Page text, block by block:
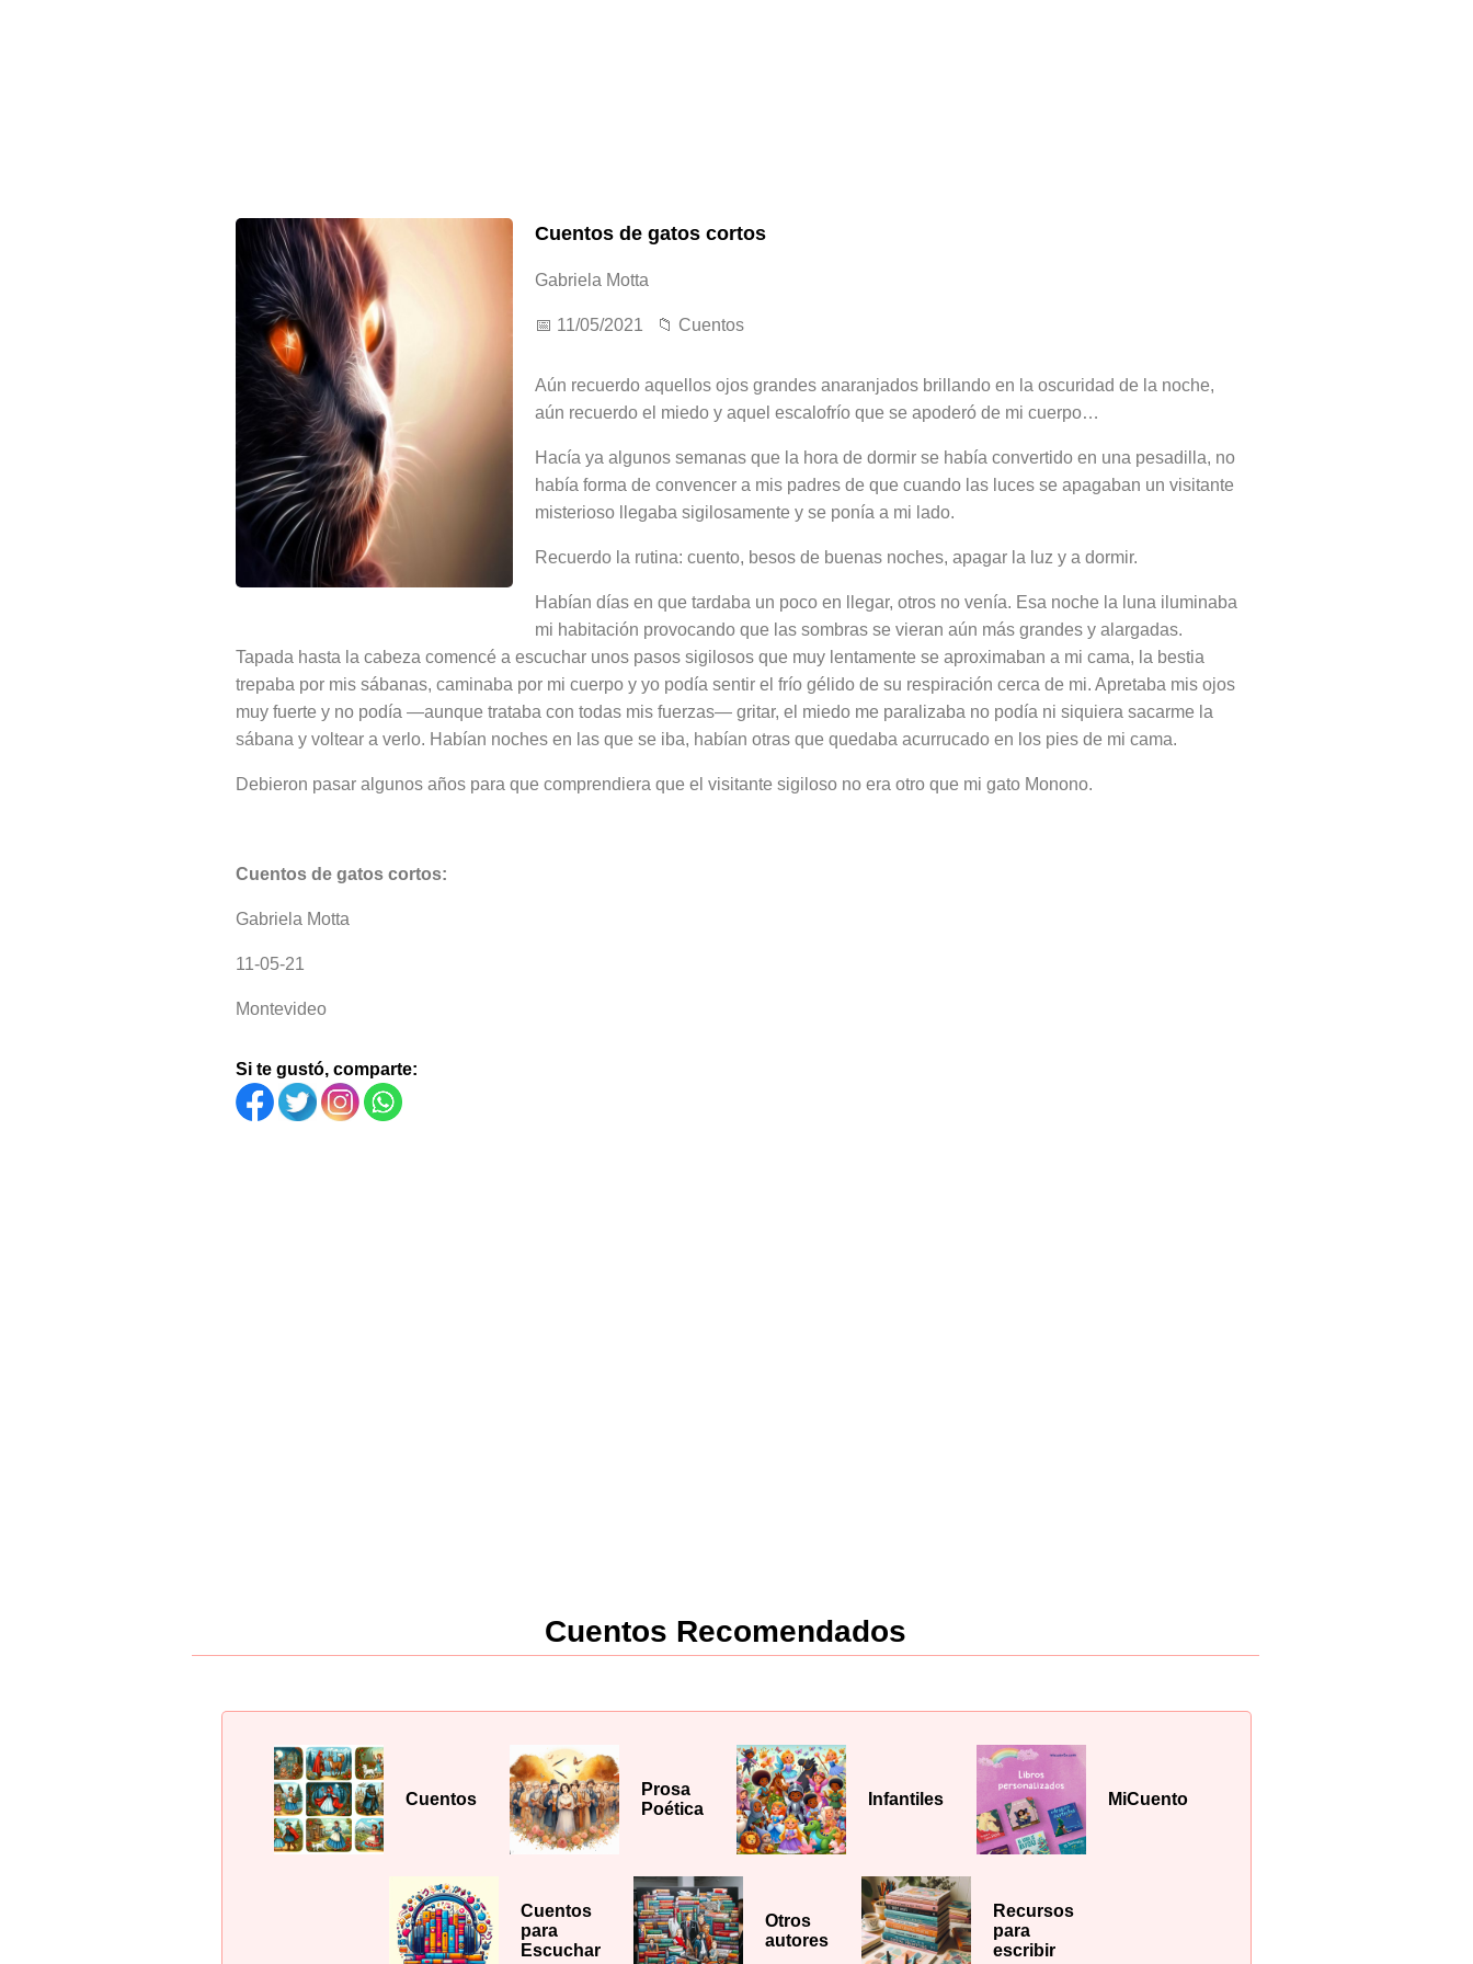
Cuentos de gatos cortos
Gabriela Motta
📅 11/05/2021 📁 Cuentos
Aún recuerdo aquellos ojos grandes anaranjados brillando en la oscuridad de la noche,
aún recuerdo el miedo y aquel escalofrío que se apoderó de mi cuerpo…
Hacía ya algunos semanas que la hora de dormir se había convertido en una pesadilla, no
había forma de convencer a mis padres de que cuando las luces se apagaban un visitante
misterioso llegaba sigilosamente y se ponía a mi lado.
Recuerdo la rutina: cuento, besos de buenas noches, apagar la luz y a dormir.
Habían días en que tardaba un poco en llegar, otros no venía. Esa noche la luna iluminaba
mi habitación provocando que las sombras se vieran aún más grandes y alargadas.
Tapada hasta la cabeza comencé a escuchar unos pasos sigilosos que muy lentamente se aproximaban a mi cama, la bestia
trepaba por mis sábanas, caminaba por mi cuerpo y yo podía sentir el frío gélido de su respiración cerca de mi. Apretaba mis ojos
muy fuerte y no podía —aunque trataba con todas mis fuerzas— gritar, el miedo me paralizaba no podía ni siquiera sacarme la
sábana y voltear a verlo. Habían noches en las que se iba, habían otras que quedaba acurrucado en los pies de mi cama.
Debieron pasar algunos años para que comprendiera que el visitante sigiloso no era otro que mi gato Monono.
Cuentos de gatos cortos:
Gabriela Motta
11-05-21
Montevideo
Si te gustó, comparte:
Cuentos Recomendados
Cuentos
Prosa
Poética
Infantiles MiCuento
Cuentos
para
Escuchar
Otros
autores
Recursos
para
escribir